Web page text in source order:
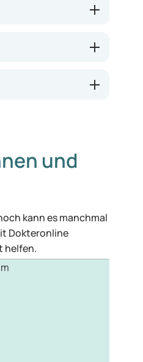
und
kann es manchmal
Dokteronline
helfen.